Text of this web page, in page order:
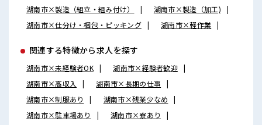
湖南市×製造（組立・組み付け）
湖南市×製造（加工)
湖南市×仕分け・梱包・ピッキング
湖南市×軽作業
関連する特徴から求人を探す
湖南市×未経験者OK
湖南市×経験者歓迎
湖南市×高収入
湖南市×長期の仕事
湖南市×制服あり
湖南市×残業少なめ
湖南市×駐車場あり
湖南市×寮あり